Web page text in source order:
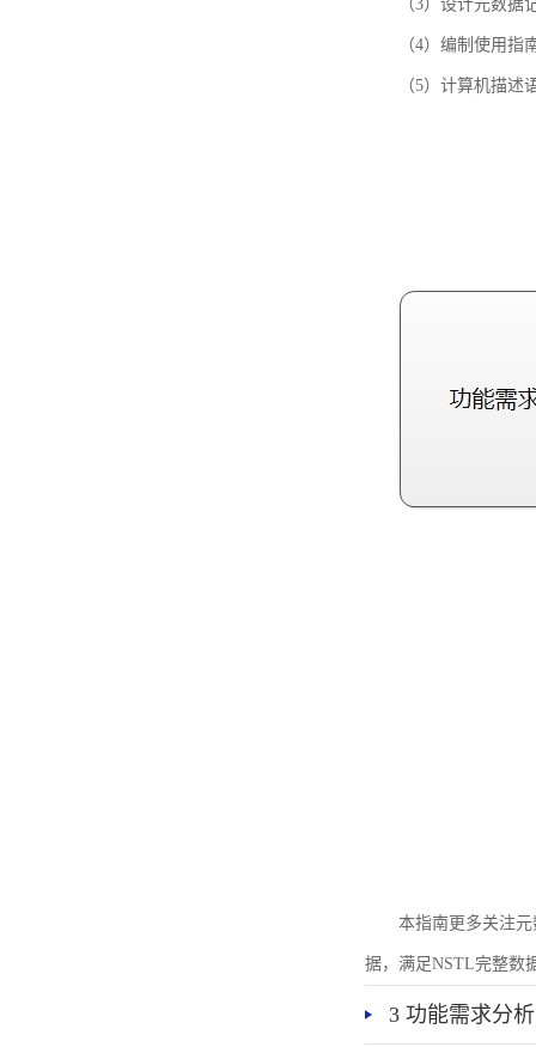
（3）设计元数据
（4）编制使用指
（5）计算机描述
本指南更多关注
据，满足NSTL完整数
3 功能需求分析